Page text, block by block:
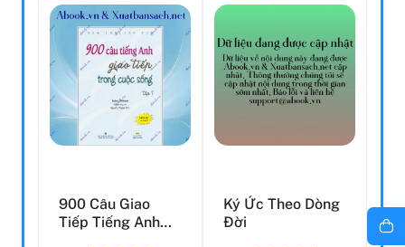
900 Câu Giao
Tiếp Tiếng Anh
Ký Ức Theo Dòng
Đời